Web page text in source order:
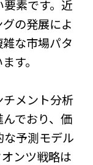
素です。近
の発展によ
な市場パタ
す。
メント分析
でおり、価
予測モデル
ンツ戦略は